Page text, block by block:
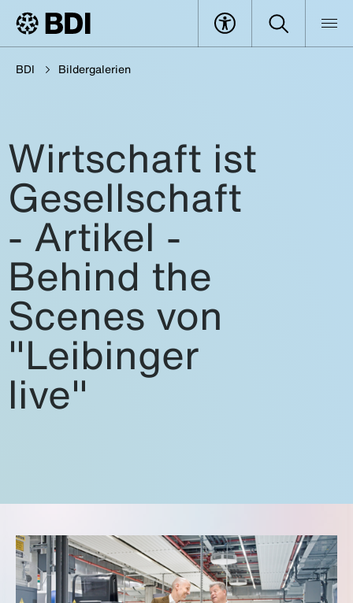
BDI Bildergalerien
Wirtschaft ist
Gesellschaft
- Artikel -
Behind the
Scenes von
"Leibinger
live"